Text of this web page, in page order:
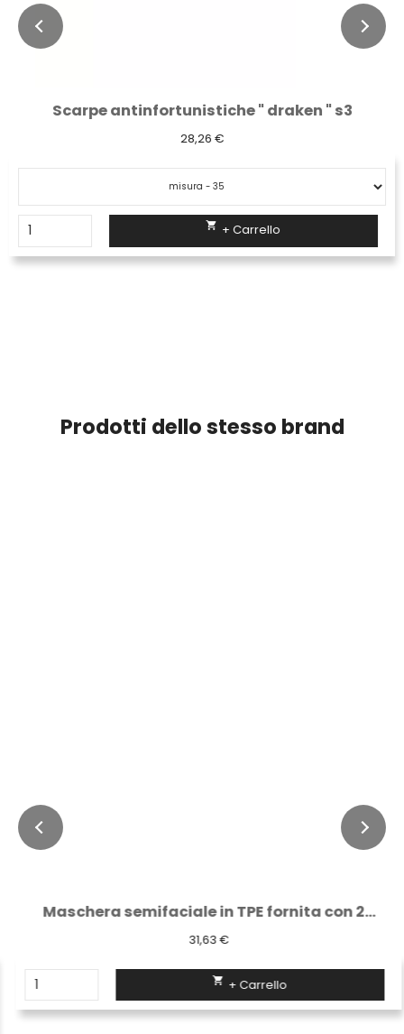
Scarpe antinfortunistiche " draken " s3
28,26 €
 + Carrello
Prodotti dello stesso brand
Maschera semifaciale in TPE fornita con 2...
31,63 €
 + Carrello